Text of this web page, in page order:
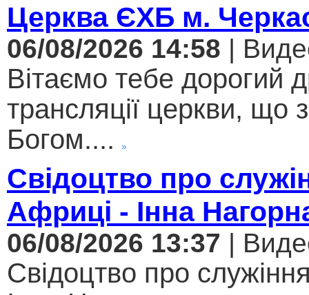
Церква ЄХБ м.
06/08/2026 14:58 |
Вітаємо тебе дорогий
трансляції церкви, що
Богом....
Свідоцтво про
Африці - Інна
06/08/2026 13:37 |
Свідоцтво про